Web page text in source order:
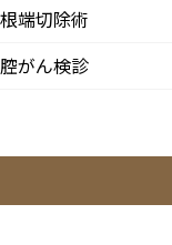
て診
ま
端切除術
がん検診